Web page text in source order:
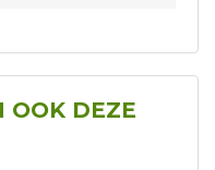
OOK DEZE